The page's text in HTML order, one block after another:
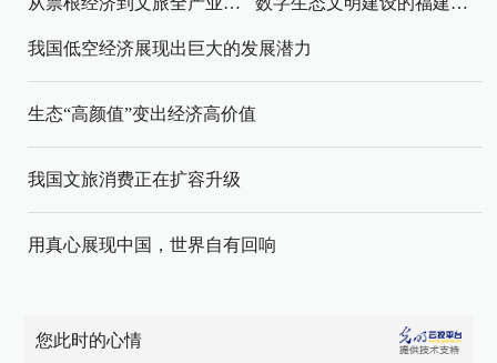
我国低空经济展现出巨大的发展潜力
生态“高颜值”变出经济高价值
我国文旅消费正在扩容升级
用真心展现中国，世界自有回响
您此时的心情